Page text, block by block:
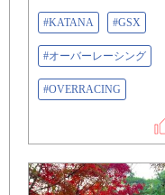
#KATANA #GSX
#オーバーレーシング
#OVERRACING